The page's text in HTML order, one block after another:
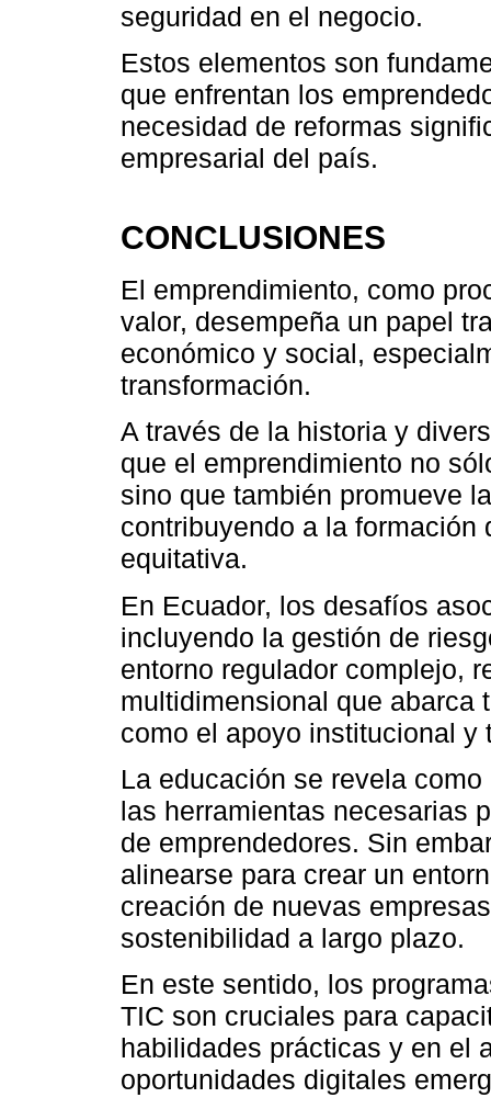
seguridad en el negocio.
Estos elementos son
que enfrentan los
necesidad de reformas
empresarial del país.
CONCLUSIONES
El emprendimiento, como
valor, desempeña un papel
económico y social,
transformación.
A través de la historia y
que el emprendimiento no
sino que también promueve
contribuyendo a la
equitativa.
En Ecuador, los desafíos
incluyendo la gestión de
entorno regulador complejo,
multidimensional que abarca
como el apoyo institucional y
La educación se revela
las herramientas necesarias
de emprendedores. Sin
alinearse para crear un
creación de nuevas
sostenibilidad a largo plazo.
En este sentido, los
TIC son cruciales para
habilidades prácticas y en el
oportunidades digitales